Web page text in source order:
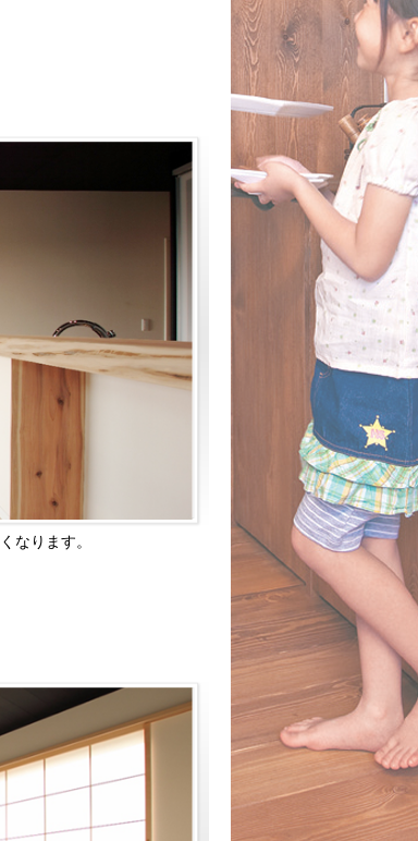
なります。